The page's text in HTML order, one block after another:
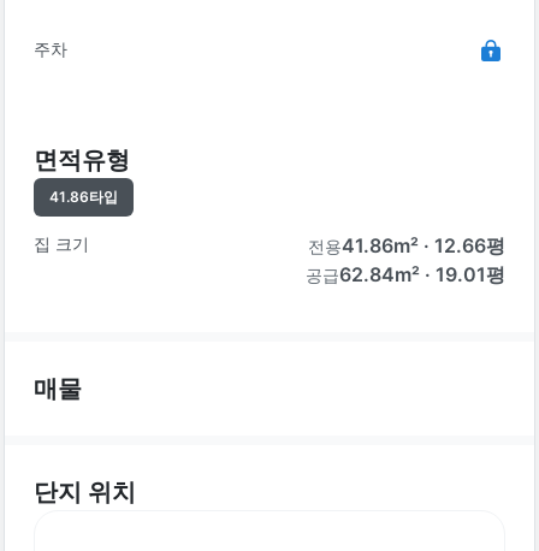
주차
면적유형
41.86타입
집 크기 전용41.86m² · 12.66평
공급62.84m² · 19.01평
매물
단지 위치